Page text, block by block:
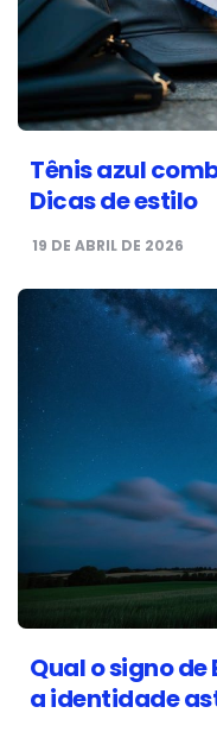
Tênis azul
Dicas de estilo
19 DE ABRIL DE 2026
Qual o signo
a identidade